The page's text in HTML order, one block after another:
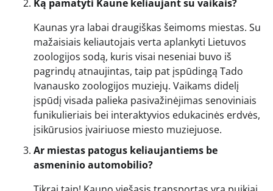
Ką pamatyti Kaune keliaujant su vaikais?
Kaunas yra labai draugiškas šeimoms miestas. Su
mažaisiais keliautojais verta aplankyti Lietuvos
zoologijos sodą, kuris visai neseniai buvo iš
pagrindų atnaujintas, taip pat įspūdingą Tado
Ivanausko zoologijos muziejų. Vaikams didelį
įspūdį visada palieka pasivažinėjimas senoviniais
funikulieriais bei interaktyvios edukacinės erdvės,
įsikūrusios įvairiuose miesto muziejuose.
Ar miestas patogus keliaujantiems be
asmeninio automobilio?